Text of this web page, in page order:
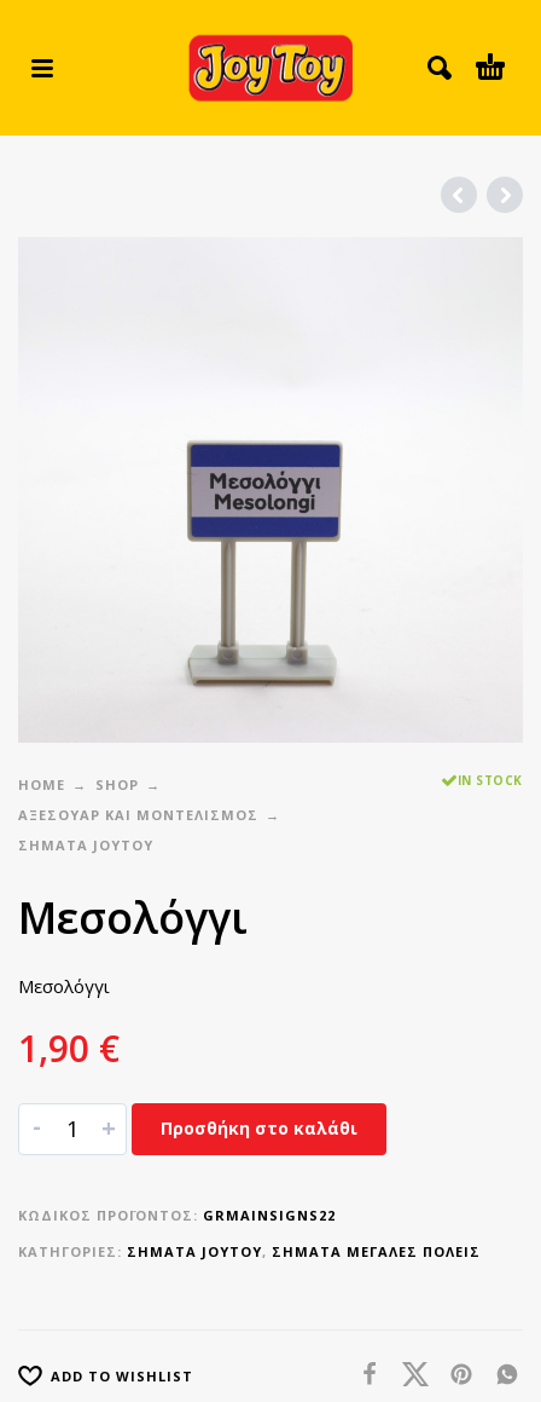
HOME
SHOP
ΑΞΕΣΟΥΑΡ ΚΑΙ ΜΟΝΤΕΛΙΣΜΟΣ
ΣΉΜΑΤΑ JOYTOY
IN STOCK
Μεσολόγγι
Μεσολόγγι
1,90 €
- + Προσθήκη στο καλάθι
ΚΩΔΙΚΌΣ ΠΡΟΪΌΝΤΟΣ: GRMAINSIGNS22
ΚΑΤΗΓΟΡΊΕΣ: ΣΉΜΑΤΑ JOYTOY, ΣΉΜΑΤΑ ΜΕΓΆΛΕΣ ΠΌΛΕΙΣ
ADD TO WISHLIST